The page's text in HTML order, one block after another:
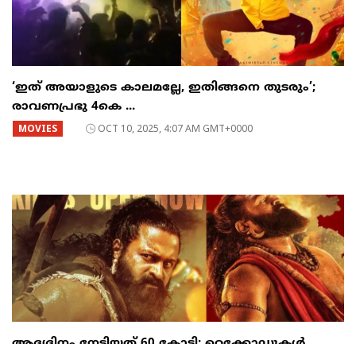
‘ഇത് അയാളുടെ കാലമല്ലേ, ഇതിങ്ങനെ തുടരും’;
രാവണപ്രഭു 4കെ ...
MOVIES OCT 10, 2025, 4:07 AM GMT+0000